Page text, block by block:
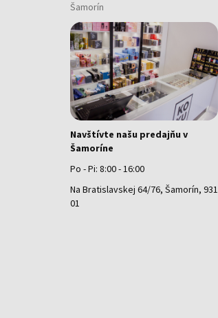
Šamorín
Navštívte našu predajňu v
Šamoríne
Po - Pi: 8:00 - 16:00
Na Bratislavskej 64/76, Šamorín, 931
01